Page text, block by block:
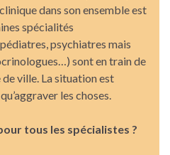
dans son ensemble est
spécialités
psychiatres mais
sont en train de
ville. La situation est
les choses.
tous les spécialistes ?